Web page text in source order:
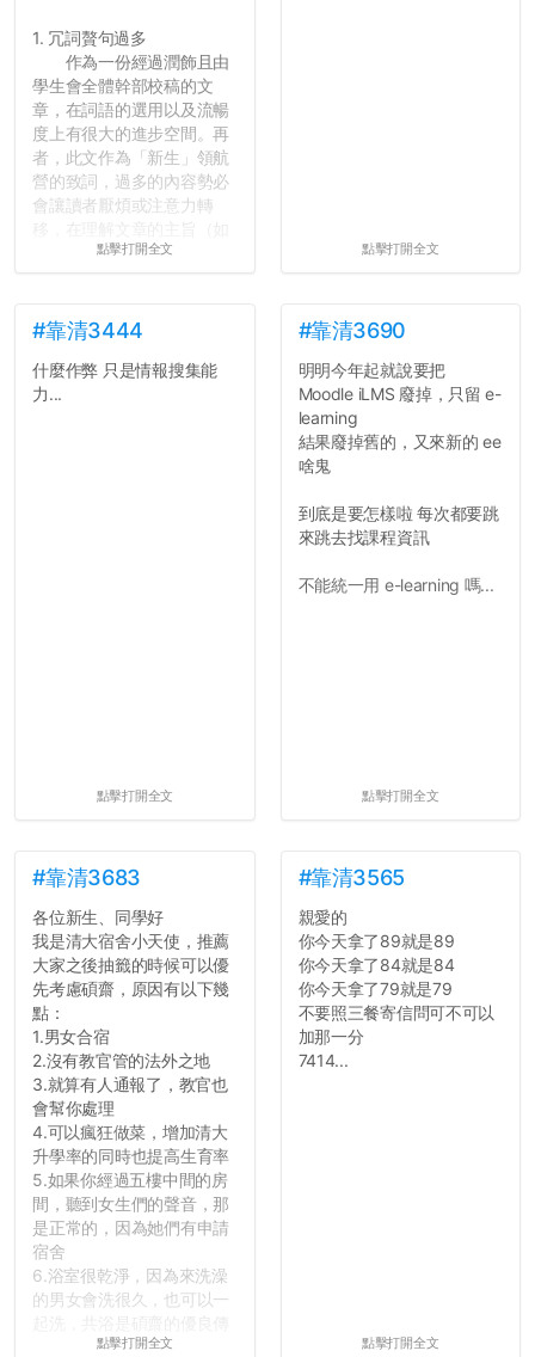
1. 冗詞贅句過多
作為一份經過潤飾且由
學生會全體幹部校稿的文
章，在詞語的選用以及流暢
度上有很大的進步空間。再
者，此文作為「新生」領航
營的致詞，過多的內容勢必
會讓讀者厭煩或注意力轉
果有的話）前就失去興趣。
的聲明一樣正式，但至少在
用字上多加留意。有些語句
用說的可能會引人發笑或多
聽幾句，但寫成文字時只會
點擊打開全文 點擊打開全文
#靠清3444
什麼作弊 只是情報搜集能
力...
點擊打開全文
#靠清3690
明明今年起就說要把
Moodle iLMS 廢掉，只留 e-
learning
結果廢掉舊的，又來新的 ee
啥鬼
到底是要怎樣啦 每次都要跳
來跳去找課程資訊
不能統一用 e-learning 嗎...
點擊打開全文
#靠清3683
各位新生、同學好
我是清大宿舍小天使，推薦
大家之後抽籤的時候可以優
先考慮碩齋，原因有以下幾
點：
1.男女合宿
2.沒有教官管的法外之地
3.就算有人通報了，教官也
會幫你處理
4.可以瘋狂做菜，增加清大
升學率的同時也提高生育率
5.如果你經過五樓中間的房
間，聽到女生們的聲音，那
是正常的，因為她們有申請
宿舍
6.浴室很乾淨，因為來洗澡
的男女會洗很久，也可以一
點擊打開全文
#靠清3565
親愛的
你今天拿了89就是89
你今天拿了84就是84
你今天拿了79就是79
不要照三餐寄信問可不可以
加那一分
7414...
點擊打開全文